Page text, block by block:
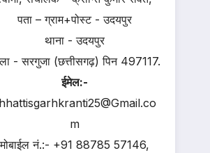
पता – ग्राम+पोस्ट - उदयपुर
थाना - उदयपुर
- सरगुजा (छत्तीसगढ़) पिन 497117.
ईमेल:-
m
मोबाईल नं.:- +91 88785 57146,